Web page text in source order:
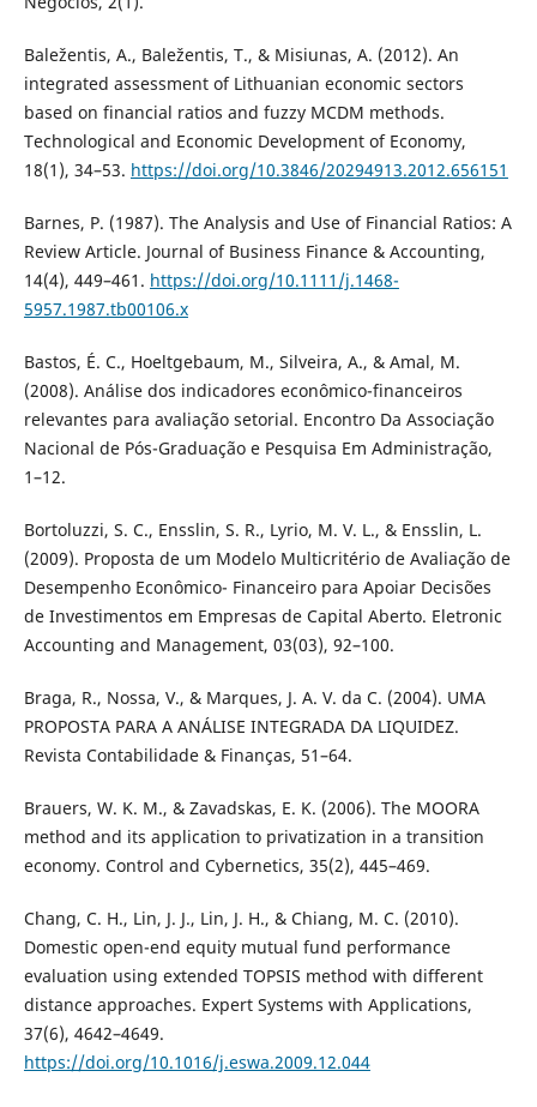
Baležentis, A., Baležentis, T., & Misiunas, A. (2012). An
integrated assessment of Lithuanian economic sectors
based on financial ratios and fuzzy MCDM methods.
Technological and Economic Development of Economy,
18(1), 34–53. https://doi.org/10.3846/20294913.2012.656151
Barnes, P. (1987). The Analysis and Use of Financial Ratios: A
Review Article. Journal of Business Finance & Accounting,
14(4), 449–461. https://doi.org/10.1111/j.1468-
5957.1987.tb00106.x
Bastos, É. C., Hoeltgebaum, M., Silveira, A., & Amal, M.
(2008). Análise dos indicadores econômico-financeiros
relevantes para avaliação setorial. Encontro Da Associação
Nacional de Pós-Graduação e Pesquisa Em Administração,
1–12.
Bortoluzzi, S. C., Ensslin, S. R., Lyrio, M. V. L., & Ensslin, L.
(2009). Proposta de um Modelo Multicritério de Avaliação de
Desempenho Econômico- Financeiro para Apoiar Decisões
de Investimentos em Empresas de Capital Aberto. Eletronic
Accounting and Management, 03(03), 92–100.
Braga, R., Nossa, V., & Marques, J. A. V. da C. (2004). UMA
PROPOSTA PARA A ANÁLISE INTEGRADA DA LIQUIDEZ.
Revista Contabilidade & Finanças, 51–64.
Brauers, W. K. M., & Zavadskas, E. K. (2006). The MOORA
method and its application to privatization in a transition
economy. Control and Cybernetics, 35(2), 445–469.
Chang, C. H., Lin, J. J., Lin, J. H., & Chiang, M. C. (2010).
Domestic open-end equity mutual fund performance
evaluation using extended TOPSIS method with different
distance approaches. Expert Systems with Applications,
37(6), 4642–4649.
https://doi.org/10.1016/j.eswa.2009.12.044